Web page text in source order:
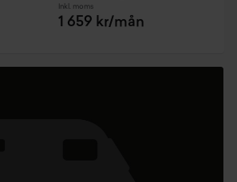
Inkl. moms
1 659 kr/mån